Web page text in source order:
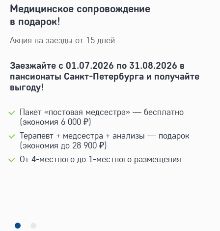
Медицинское сопровождение
в подарок!
Акция на заезды от 15 дней
Заезжайте с 01.07.2026 по 31.08.2026 в
пансионаты Санкт-Петербурга и получайте
выгоду!
Пакет «постовая медсестра» — бесплатно
(экономия 6 000 ₽)
Терапевт + медсестра + анализы — подарок
(экономия до 28 900 ₽)
От 4-местного до 1-местного размещения